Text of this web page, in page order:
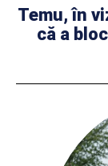
Temu, în
că a